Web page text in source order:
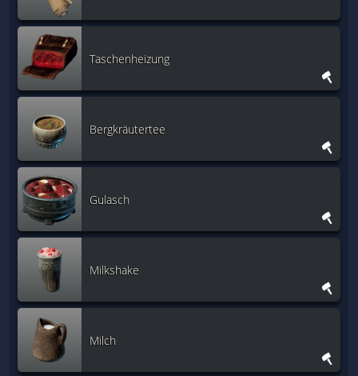
Taschenheizung
Bergkräutertee
Gulasch
Milkshake
Milch